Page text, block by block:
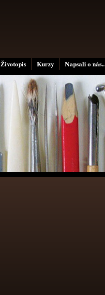
Životopis Kurzy Napsali o nás..